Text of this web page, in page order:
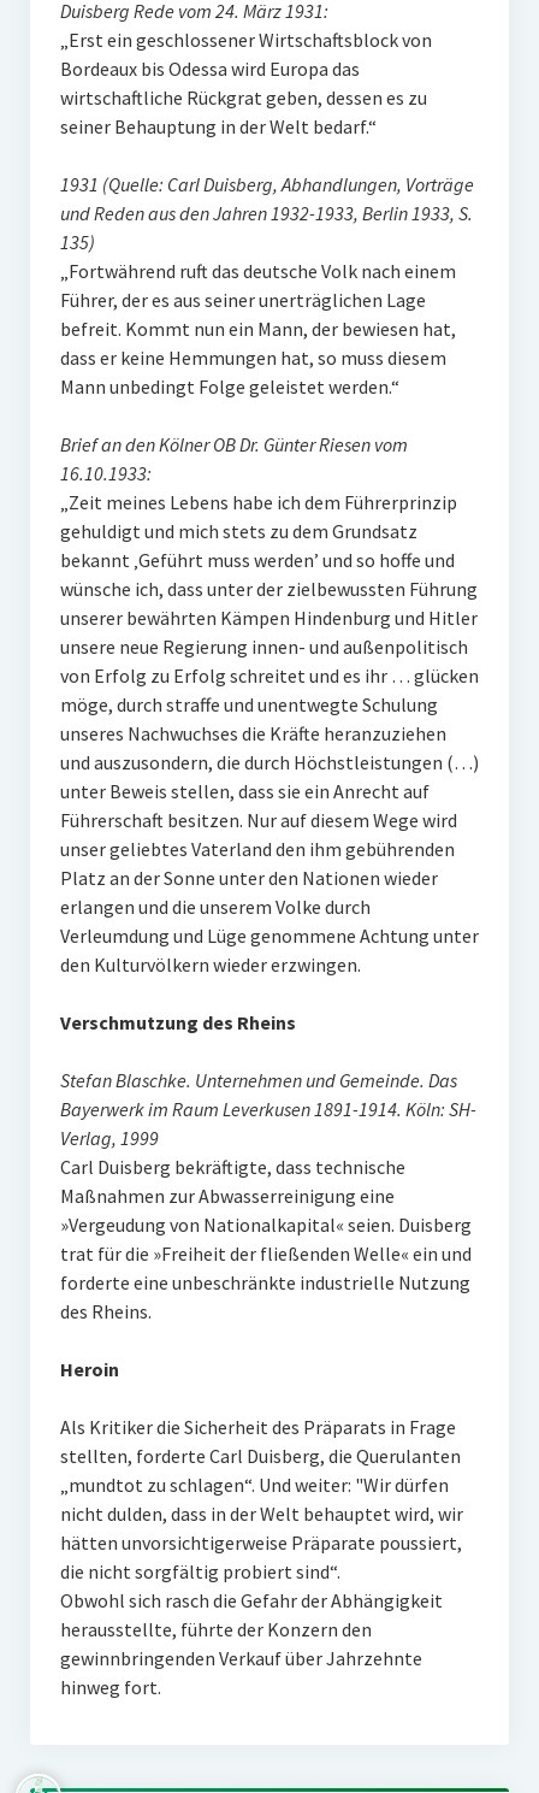
Duisberg Rede vom 24. März 1931:
„Erst ein geschlossener Wirtschaftsblock von
Bordeaux bis Odessa wird Europa das
wirtschaftliche Rückgrat geben, dessen es zu
seiner Behauptung in der Welt bedarf.“
1931 (Quelle: Carl Duisberg, Abhandlungen, Vorträge
und Reden aus den Jahren 1932-1933, Berlin 1933, S.
135)
„Fortwährend ruft das deutsche Volk nach einem
Führer, der es aus seiner unerträglichen Lage
befreit. Kommt nun ein Mann, der bewiesen hat,
dass er keine Hemmungen hat, so muss diesem
Mann unbedingt Folge geleistet werden.“
Brief an den Kölner OB Dr. Günter Riesen vom
16.10.1933:
„Zeit meines Lebens habe ich dem Führerprinzip
gehuldigt und mich stets zu dem Grundsatz
bekannt ‚Geführt muss werden’ und so hoffe und
wünsche ich, dass unter der zielbewussten Führung
unserer bewährten Kämpen Hindenburg und Hitler
unsere neue Regierung innen- und außenpolitisch
von Erfolg zu Erfolg schreitet und es ihr … glücken
möge, durch straffe und unentwegte Schulung
unseres Nachwuchses die Kräfte heranzuziehen
und auszusondern, die durch Höchstleistungen (…)
unter Beweis stellen, dass sie ein Anrecht auf
Führerschaft besitzen. Nur auf diesem Wege wird
unser geliebtes Vaterland den ihm gebührenden
Platz an der Sonne unter den Nationen wieder
erlangen und die unserem Volke durch
Verleumdung und Lüge genommene Achtung unter
den Kulturvölkern wieder erzwingen.
Verschmutzung des Rheins
Stefan Blaschke. Unternehmen und Gemeinde. Das
Bayerwerk im Raum Leverkusen 1891-1914. Köln: SH-
Verlag, 1999
Carl Duisberg bekräftigte, dass technische
Maßnahmen zur Abwasserreinigung eine
»Vergeudung von Nationalkapital« seien. Duisberg
trat für die »Freiheit der fließenden Welle« ein und
forderte eine unbeschränkte industrielle Nutzung
des Rheins.
Heroin
Als Kritiker die Sicherheit des Präparats in Frage
stellten, forderte Carl Duisberg, die Querulanten
„mundtot zu schlagen“. Und weiter: "Wir dürfen
nicht dulden, dass in der Welt behauptet wird, wir
hätten unvorsichtigerweise Präparate poussiert,
die nicht sorgfältig probiert sind“.
Obwohl sich rasch die Gefahr der Abhängigkeit
herausstellte, führte der Konzern den
gewinnbringenden Verkauf über Jahrzehnte
hinweg fort.